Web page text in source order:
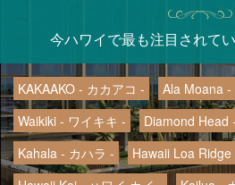
今ハワイで最も注目されて
KAKAAKO - カカアコ -
Ala Moana -
Waikiki - ワイキキ -
Diamond Head
Kahala - カハラ -
Hawaii Loa